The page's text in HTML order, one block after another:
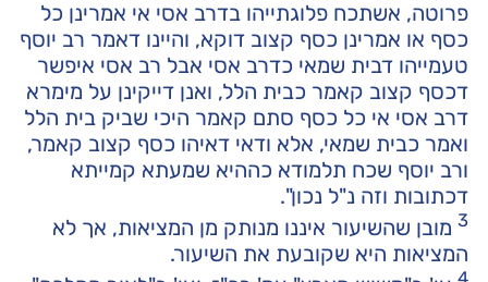
פרוטה, אשתכח פלוגתייהו בדרב אסי אי אמרינן כל
כסף או אמרינן כסף קצוב דוקא, והיינו דאמר רב יוסף
טעמייהו דבית שמאי כדרב אסי אבל רב אסי איפשר
דכסף קצוב קאמר כבית הלל, ואנן דייקינן על מימרא
דרב אסי אי כל כסף סתם קאמר היכי שביק בית הלל
ואמר כבית שמאי, אלא ודאי דאיהו כסף קצוב קאמר,
ורב יוסף שכח תלמודא כההיא שמעתא קמייתא
דכתובות וזה נ"ל נכון".
3מובן שהשיעור איננו מנותק מן המציאות, אך לא
המציאות היא שקובעת את השיעור.
4